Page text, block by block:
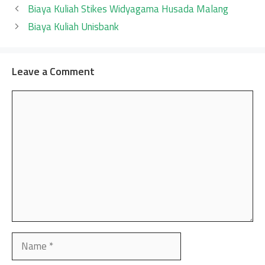
Biaya Kuliah Stikes Widyagama Husada Malang
Biaya Kuliah Unisbank
Leave a Comment
Name